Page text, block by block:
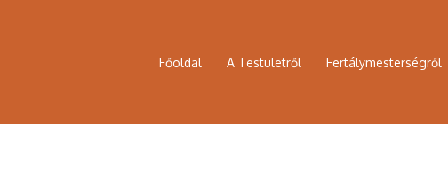
Főoldal A Testületről Fertálymesterségről